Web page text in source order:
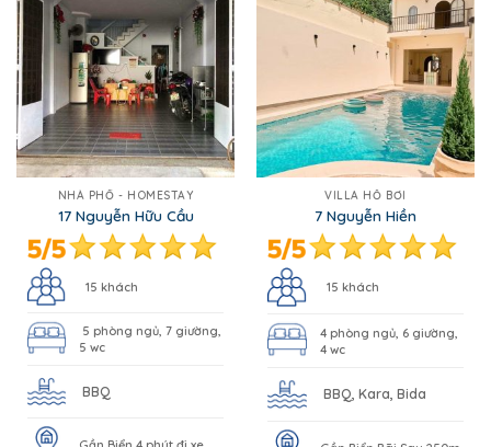
NHÀ PHỐ - HOMESTAY
17 Nguyễn Hữu Cầu
15 khách
5 phòng ngủ, 7 giường,
5 wc
BBQ
VILLA HỒ BƠI
7 Nguyễn Hiền
15 khách
4 phòng ngủ, 6 giường,
4 wc
BBQ, Kara, Bida